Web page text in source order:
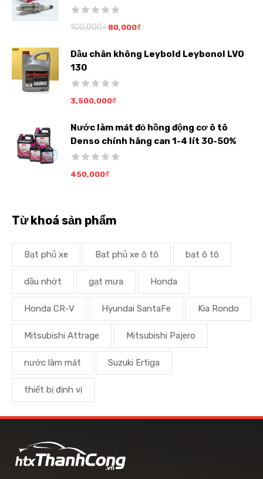
100,000₫ 80,000₫
Dầu chân không Leybold Leybonol LVO
130
3,500,000₫
Nước làm mát đỏ hồng động cơ ô tô
Denso chính hãng can 1-4 lít 30-50%
450,000₫
Từ khoá sản phẩm
Bạt phủ xe Bạt phủ xe ô tô bạt ô tô
dầu nhớt gạt mưa Honda
Honda CR-V Hyundai SantaFe Kia Rondo
Mitsubishi Attrage Mitsubishi Pajero
nước làm mát Suzuki Ertiga
thiết bị định vị